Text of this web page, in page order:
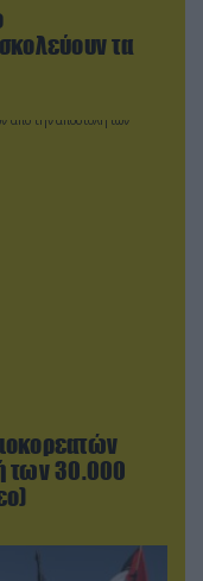
τα
των 30.000